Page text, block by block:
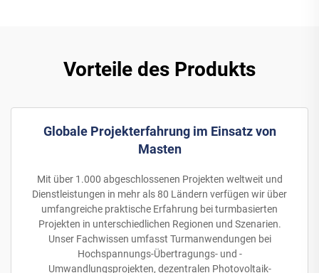
Vorteile des Produkts
Globale Projekterfahrung im Einsatz von
Masten
Mit über 1.000 abgeschlossenen Projekten weltweit und
Dienstleistungen in mehr als 80 Ländern verfügen wir über
umfangreiche praktische Erfahrung bei turmbasierten
Projekten in unterschiedlichen Regionen und Szenarien.
Unser Fachwissen umfasst Turmanwendungen bei
Hochspannungs-Übertragungs- und -
Umwandlungsprojekten, dezentralen Photovoltaik-